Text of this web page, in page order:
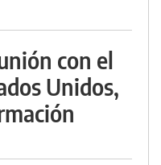
con el
Unidos,